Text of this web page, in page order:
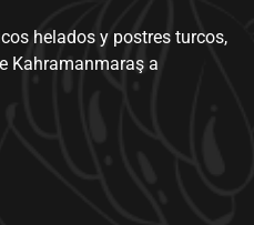
helados y postres turcos,
Kahramanmaraş a